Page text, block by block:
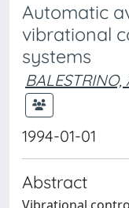
Automatic
vibrational
systems
BALESTRINO,
1994-01-01
Abstract